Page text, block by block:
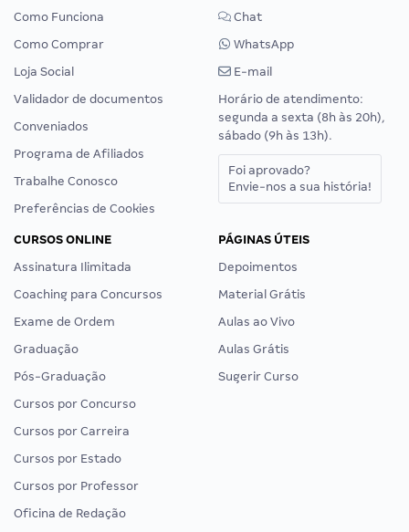
Como Funciona
Como Comprar
Loja Social
Validador de documentos
Conveniados
Programa de Afiliados
Trabalhe Conosco
Preferências de Cookies
Chat
WhatsApp
E-mail
Horário de atendimento:
segunda a sexta (8h às 20h),
sábado (9h às 13h).
Foi aprovado?
Envie-nos a sua história!
CURSOS ONLINE
Assinatura Ilimitada
Coaching para Concursos
Exame de Ordem
Graduação
Pós-Graduação
Cursos por Concurso
Cursos por Carreira
Cursos por Estado
Cursos por Professor
Oficina de Redação
PÁGINAS ÚTEIS
Depoimentos
Material Grátis
Aulas ao Vivo
Aulas Grátis
Sugerir Curso